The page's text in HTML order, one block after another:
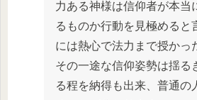
力ある神様は信仰者が本当
るものか行動を見極めると
には熱心で法力まで授かっ
その一途な信仰姿勢は揺る
る程を納得も出来、普通の